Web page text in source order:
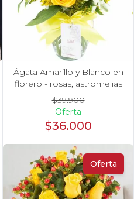
Ágata Amarillo y Blanco en
florero - rosas, astromelias
$39.900
Oferta
$36.000
Oferta